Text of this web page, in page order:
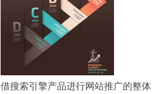
借搜索引擎产品进行网站推广的整体